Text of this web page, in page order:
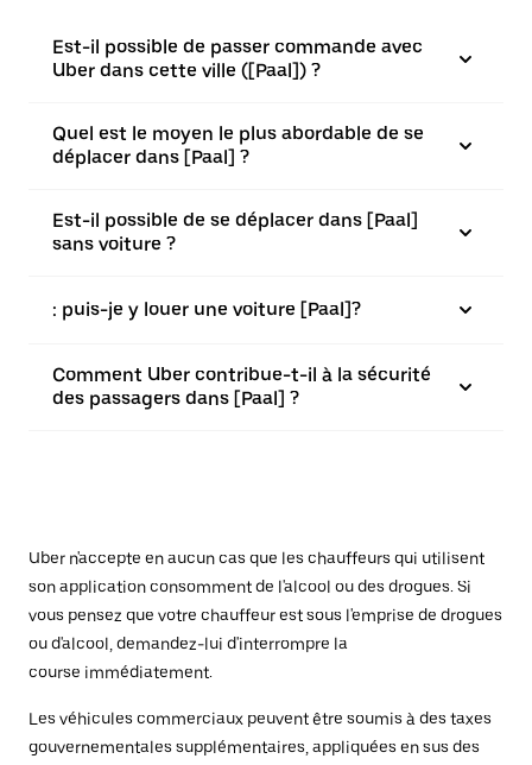
Est-il possible de passer commande avec
Uber dans cette ville ([Paal]) ?
Quel est le moyen le plus abordable de se
déplacer dans [Paal] ?
Est-il possible de se déplacer dans [Paal]
sans voiture ?
: puis-je y louer une voiture [Paal]?
Comment Uber contribue-t-il à la sécurité
des passagers dans [Paal] ?
Uber n'accepte en aucun cas que les chauffeurs qui utilisent
son application consomment de l'alcool ou des drogues. Si
vous pensez que votre chauffeur est sous l'emprise de drogues
ou d'alcool, demandez-lui d'interrompre la
course immédiatement.
Les véhicules commerciaux peuvent être soumis à des taxes
gouvernementales supplémentaires, appliquées en sus des